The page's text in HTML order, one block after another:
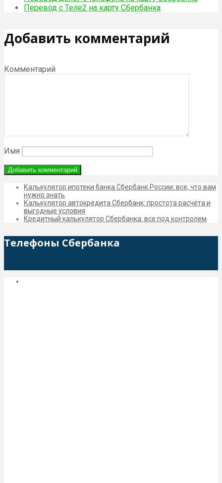
Перевод с Теле2 на карту Сбербанка
Добавить комментарий
Комментарий
Имя
Калькулятор ипотеки банка Сбербанк России: все, что вам
нужно знать
Калькулятор автокредита Сбербанк: простота расчёта и
выгодные условия
Кредитный калькулятор Сбербанка: все под контролем
Телефоны Сбербанка